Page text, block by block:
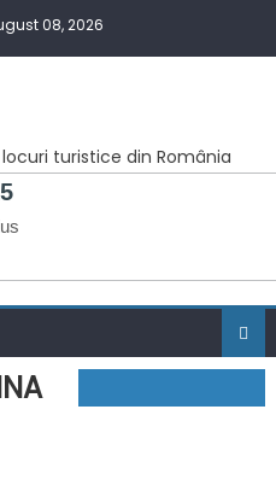
08, 2026
turistice din România